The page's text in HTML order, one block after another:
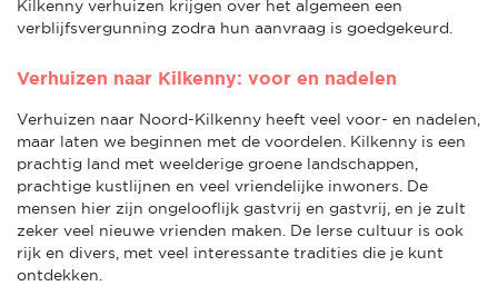
Kilkenny verhuizen krijgen over het algemeen een
verblijfsvergunning zodra hun aanvraag is goedgekeurd.
Verhuizen naar Kilkenny: voor en nadelen
Verhuizen naar Noord-Kilkenny heeft veel voor- en nadelen,
maar laten we beginnen met de voordelen. Kilkenny is een
prachtig land met weelderige groene landschappen,
prachtige kustlijnen en veel vriendelijke inwoners. De
mensen hier zijn ongelooflijk gastvrij en gastvrij, en je zult
zeker veel nieuwe vrienden maken. De Ierse cultuur is ook
rijk en divers, met veel interessante tradities die je kunt
ontdekken.